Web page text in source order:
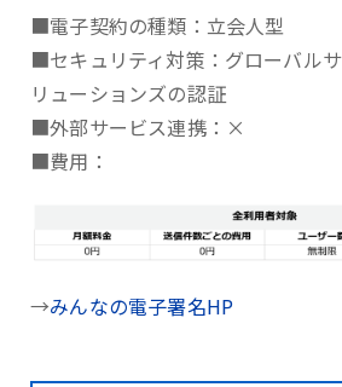
■電子契約の種類：立会人型
■セキュリティ対策：グローバル
リューションズの認証
■外部サービス連携：×
■費用：
→みんなの電子署名HP